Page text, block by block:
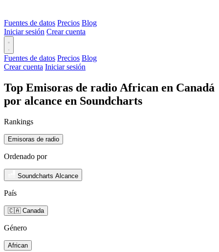
Fuentes de datos Precios Blog
Iniciar sesión Crear cuenta
Fuentes de datos Precios Blog
Crear cuenta Iniciar sesión
Top Emisoras de radio African en Canadá
por alcance en Soundcharts
Rankings
Emisoras de radio
Ordenado por
Soundcharts Alcance
País
🇨🇦 Canada
Género
African